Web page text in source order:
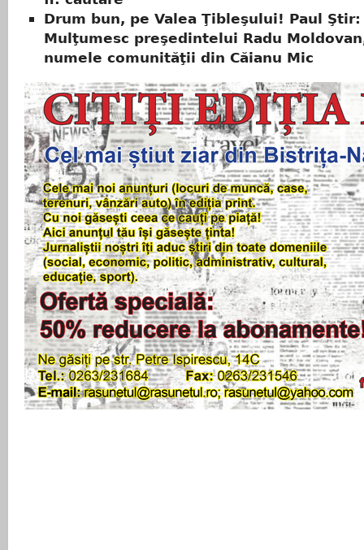
Drum bun, pe Valea Ţibleşului! Paul Ştir:
Mulţumesc preşedintelui Radu
numele comunităţii din Căianu Mic